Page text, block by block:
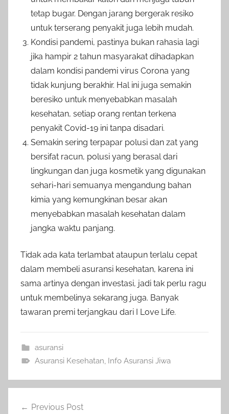
tetap bugar. Dengan jarang bergerak resiko
untuk terserang penyakit juga lebih mudah.
Kondisi pandemi, pastinya bukan rahasia lagi
jika hampir 2 tahun masyarakat dihadapkan
dalam kondisi pandemi virus Corona yang
tidak kunjung berakhir. Hal ini juga semakin
beresiko untuk menyebabkan masalah
kesehatan, setiap orang rentan terkena
penyakit Covid-19 ini tanpa disadari.
Semakin sering terpapar polusi dan zat yang
bersifat racun, polusi yang berasal dari
lingkungan dan juga kosmetik yang digunakan
sehari-hari semuanya mengandung bahan
kimia yang kemungkinan besar akan
menyebabkan masalah kesehatan dalam
jangka waktu panjang.
Tidak ada kata terlambat ataupun terlalu cepat
dalam membeli asuransi kesehatan, karena ini
sama artinya dengan investasi, jadi tak perlu ragu
untuk membelinya sekarang juga. Banyak
tawaran premi terjangkau dari I Love Life.
asuransi
Asuransi Kesehatan Info Asuransi Jiwa
Previous Post